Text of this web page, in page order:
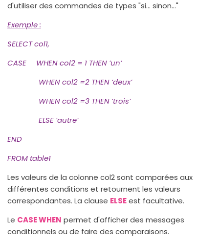
d'utiliser des commandes de types "si... sinon..."
Exemple:
SELECT col1,
CASE WHEN col2 = 1 THEN ’un‘
WHEN col2 =2 THEN ‘deux’
WHEN col2 =3 THEN ‘trois’
ELSE ‘autre’
END
FROM table1
Les valeurs de la colonne col2 sont comparées aux
différentes conditions et retournent les valeurs
correspondantes. La clause ELSEest facultative.
Le CASE WHEN permet d'afficher des messages
conditionnels ou de faire des comparaisons.